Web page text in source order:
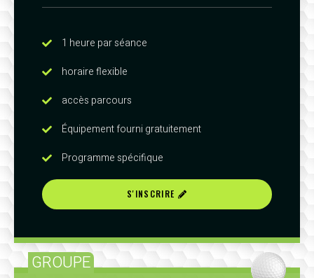
1 heure par séance
horaire flexible
accès parcours
Équipement fourni gratuitement
Programme spécifique
S'INSCRIRE
GROUPE